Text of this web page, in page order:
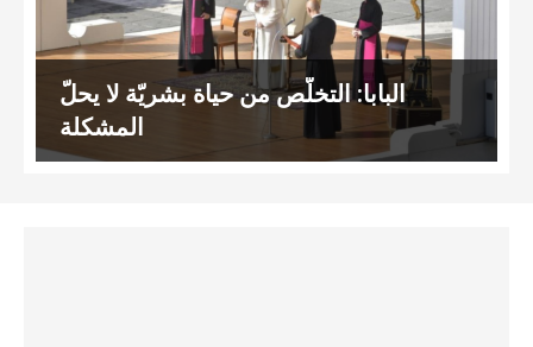
البابا: التخلّص من حياة بشريّة لا يحلّ
المشكلة